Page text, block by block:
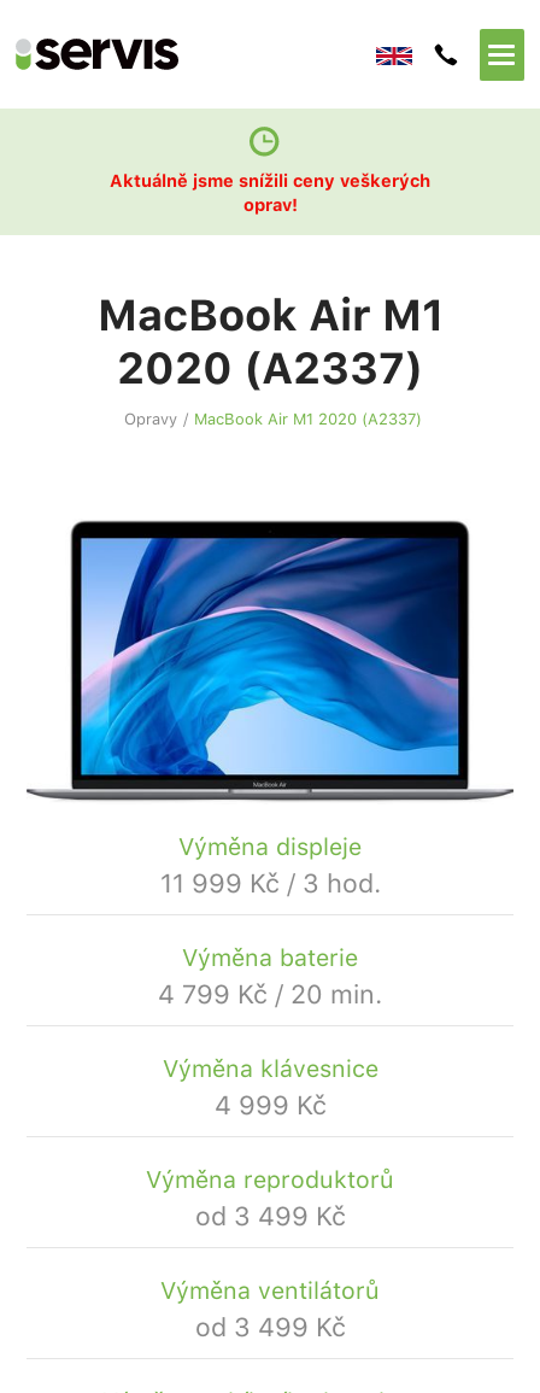
Aktuálně jsme snížili ceny veškerých
oprav!
MacBook Air M1
2020 (A2337)
Opravy / MacBook Air M1 2020 (A2337)
Výměna displeje
11 999 Kč / 3 hod.
Výměna baterie
4 799 Kč / 20 min.
Výměna klávesnice
4 999 Kč
Výměna reproduktorů
od 3 499 Kč
Výměna ventilátorů
od 3 499 Kč